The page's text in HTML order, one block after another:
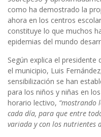
como ha demostrado la
ahora en los centros
constituye lo que muchos
epidemias del mundo
Según explica el presidente
el municipio, Luis
sensibilización se han
para los niños y niñas en
horario lectivo, “mostrando
cada día, para que entre
variada y con los nutrientes